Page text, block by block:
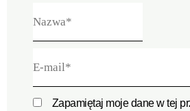
mail*
Zapamiętaj moje dane w tej